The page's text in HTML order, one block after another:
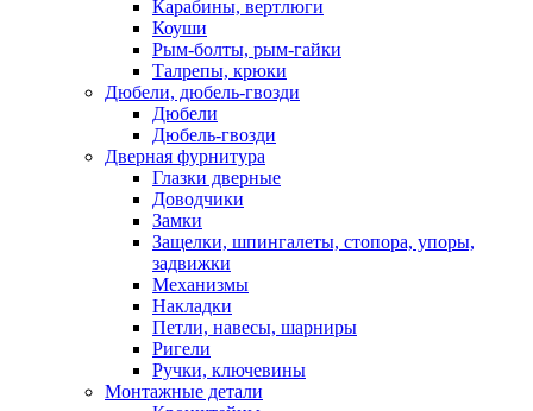
Карабины, вертлюги
Коуши
Рым-болты, рым-гайки
Талрепы, крюки
Дюбели, дюбель-гвозди
Дюбели
Дюбель-гвозди
Дверная фурнитура
Глазки дверные
Доводчики
Замки
Защелки, шпингалеты, стопора, упоры,
задвижки
Механизмы
Накладки
Петли, навесы, шарниры
Ригели
Ручки, ключевины
Монтажные детали